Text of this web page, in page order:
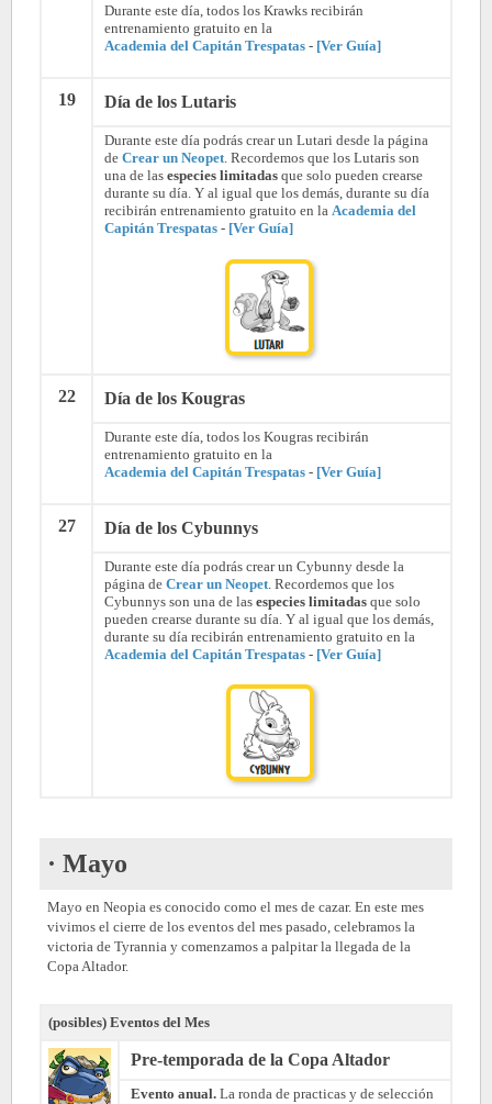
Durante este día, todos los Krawks recibirán
entrenamiento gratuito en la
Academia del Capitán Trespatas - [Ver Guía]
19 Día de los Lutaris
Durante este día podrás crear un Lutari desde la página
de Crear un Neopet . Recordemos que los Lutaris son
una de las especies limitadas que solo pueden crearse
durante su día. Y al igual que los demás, durante su día
recibirán entrenamiento gratuito en la Academia del
Capitán Trespatas - [Ver Guía]
22 Día de los Kougras
Durante este día, todos los Kougras recibirán
entrenamiento gratuito en la
Academia del Capitán Trespatas - [Ver Guía]
27 Día de los Cybunnys
Durante este día podrás crear un Cybunny desde la
página de Crear un Neopet . Recordemos que los
Cybunnys son una de las especies limitadas que solo
pueden crearse durante su día. Y al igual que los demás,
durante su día recibirán entrenamiento gratuito en la
Academia del Capitán Trespatas - [Ver Guía]
· Mayo
Mayo en Neopia es conocido como el mes de cazar. En este mes
vivimos el cierre de los eventos del mes pasado, celebramos la
victoria de Tyrannia y comenzamos a palpitar la llegada de la
Copa Altador.
(posibles) Eventos del Mes
Pre-temporada de la Copa Altador
Evento anual. La ronda de practicas y de selección